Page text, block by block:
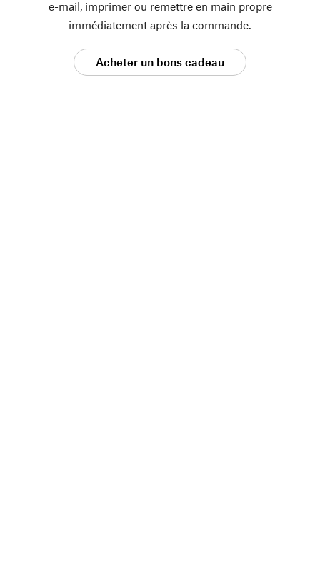
e-mail, imprimer ou remettre en main propre
immédiatement après la commande.
Acheter un bons cadeau